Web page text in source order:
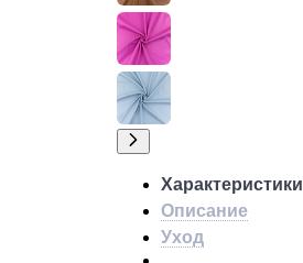
Характеристики
Описание
Уход